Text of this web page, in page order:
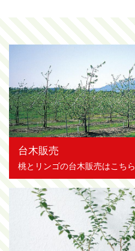
台木販売
桃とリンゴの台木販売はこちら